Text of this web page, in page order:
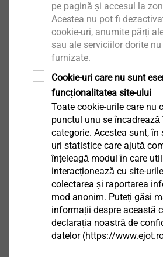
Oțel inoxidabil A2/A4 cu
întărit
Șaibă de etanșare din oțel
Șaibă de etanșare captivă,
Cu zonă liberă de filet sub cap
mai bună
Filet de susținere sub cap
Detalii tehnice
Diametru: 5,5 mm
Capacitatea de găurire tI+t II:
Acționare: cap hexagonal SW8
Turația de înșurubare:
Filet de susținere: 6,3 mm
Descărcări
pe pagină și accesul la
Acestea nu pot fi
cookie-uri, anumite părți
sau ale serviciilor dorite
furnizate.
Cookie-uri care nu sunt
funcționalitatea site-ului
Toate cookie-urile care nu
punctul unu se încadrează
categorie. Acestea sunt, în
uri statistice care ajută
înțeleagă modul în care
interacționează cu site-
colectarea și raportarea
mod anonim. Puteți găsi
informații despre această
declarația noastră de
datelor (https://